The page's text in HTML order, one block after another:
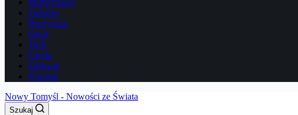
Motoryzacja
Podróże
Rozrywka
Sport
Tech
Uroda
Zdrowie
Kontakt
Nowy Tomyśl - Nowości ze Świata
Szukaj